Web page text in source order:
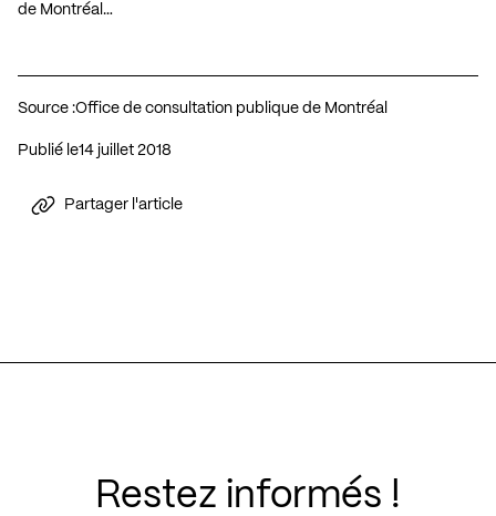
de Montréal…
Source :Office de consultation publique de Montréal
Publié le 14 juillet 2018
Partager l'article
Restez informés !